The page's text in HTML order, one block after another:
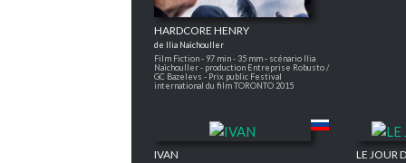
HARDCORE HENRY
de Ilia Naïchouller
Film Fiction - 97 min - 35 mm - scénario Ilia
Naïchouller - production Entreprise Robusto /
GC Bazelevs - Prix public Festival
international du film TORONTO 2015
IVAN LE JOUR